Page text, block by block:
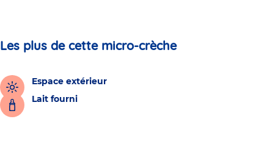
Les plus de cette micro-crèche
Espace extérieur
Lait fourni